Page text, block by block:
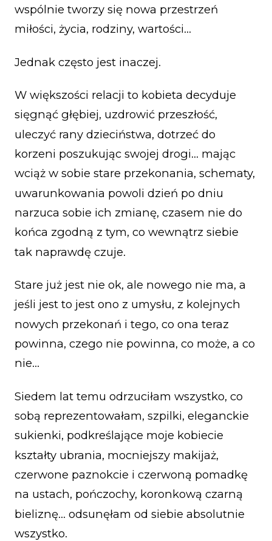
wspólnie tworzy się nowa przestrzeń
miłości, życia, rodziny, wartości…
Jednak często jest inaczej.
W większości relacji to kobieta decyduje
sięgnąć głębiej, uzdrowić przeszłość,
uleczyć rany dzieciństwa, dotrzeć do
korzeni poszukując swojej drogi… mając
wciąż w sobie stare przekonania, schematy,
uwarunkowania powoli dzień po dniu
narzuca sobie ich zmianę, czasem nie do
końca zgodną z tym, co wewnątrz siebie
tak naprawdę czuje.
Stare już jest nie ok, ale nowego nie ma, a
jeśli jest to jest ono z umysłu, z kolejnych
nowych przekonań i tego, co ona teraz
powinna, czego nie powinna, co może, a co
nie…
Siedem lat temu odrzuciłam wszystko, co
sobą reprezentowałam, szpilki, eleganckie
sukienki, podkreślające moje kobiecie
kształty ubrania, mocniejszy makijaż,
czerwone paznokcie i czerwoną pomadkę
na ustach, pończochy, koronkową czarną
bieliznę… odsunęłam od siebie absolutnie
wszystko.